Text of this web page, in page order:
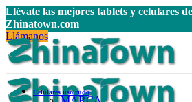
Llévate las mejores tablets y celulares
Zhinatown.com
Llámanos
Celulares uso rudo